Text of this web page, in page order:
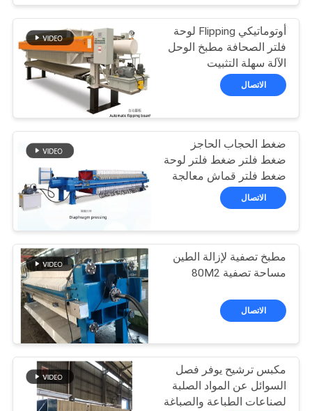
أوتوماتيكي Flipping لوحة
فلتر الصحافة مطبخ الوحل
الآلة سهلة التثبيت
الاتصال
ضغط الحجاب الحاجز
ضغط فلتر ضغط فلتر لوحة
ضغط فلتر قماش معالجة
مياه الصرف الصحي
الاتصال
مطبخ تصفية لإزالة الطين
مساحة تصفية 80M2
الاتصال
مكبس ترشيح يوفر فصل
السوائل عن المواد الصلبة
لصناعات الطباعة والصباغة